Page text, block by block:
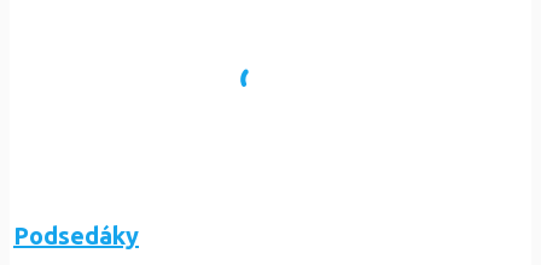
Podsedáky